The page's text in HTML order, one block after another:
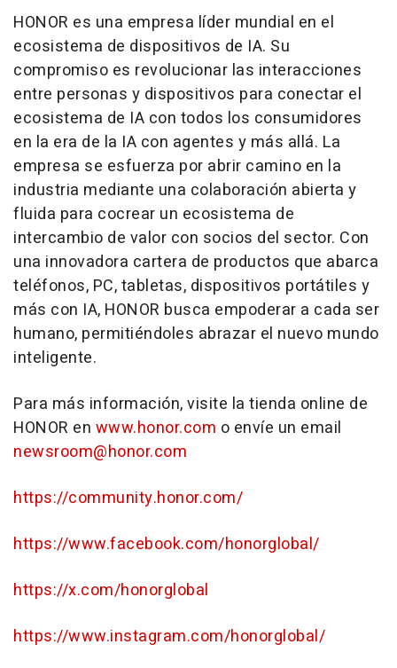
HONOR es una empresa líder mundial en el
ecosistema de dispositivos de IA. Su
compromiso es revolucionar las interacciones
entre personas y dispositivos para conectar el
ecosistema de IA con todos los consumidores
en la era de la IA con agentes y más allá. La
empresa se esfuerza por abrir camino en la
industria mediante una colaboración abierta y
fluida para cocrear un ecosistema de
intercambio de valor con socios del sector. Con
una innovadora cartera de productos que abarca
teléfonos, PC, tabletas, dispositivos portátiles y
más con IA, HONOR busca empoderar a cada ser
humano, permitiéndoles abrazar el nuevo mundo
inteligente.
Para más información, visite la tienda online de
HONOR en www.honor.com o envíe un email
newsroom@honor.com
https://community.honor.com/
https://www.facebook.com/honorglobal/
https://x.com/honorglobal
https://www.instagram.com/honorglobal/